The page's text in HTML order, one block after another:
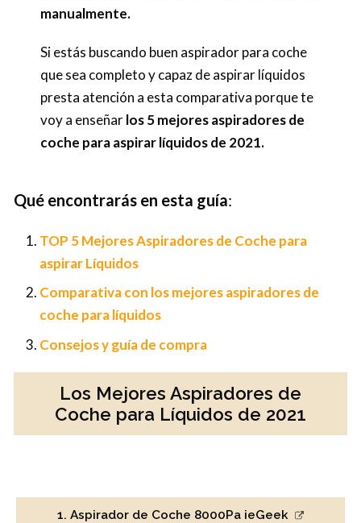
manualmente.
Si estás buscando buen aspirador para coche
que sea completo y capaz de aspirar líquidos
presta atención a esta comparativa porque te
voy a enseñarlos 5 mejores aspiradores de
coche para aspirar líquidos de 2021.
Qué encontrarás en esta guía:
TOP 5 Mejores Aspiradores de Coche para
aspirar Líquidos
Comparativa con los mejores aspiradores de
coche para líquidos
Consejos y guía de compra
Los Mejores Aspiradores de
Coche para Líquidos de 2021
1. Aspirador de Coche 8000Pa ieGeek